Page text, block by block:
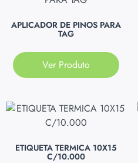
APLICADOR DE PINOS PARA
TAG
Ver Produto
ETIQUETA TERMICA 10X15
C/10.000